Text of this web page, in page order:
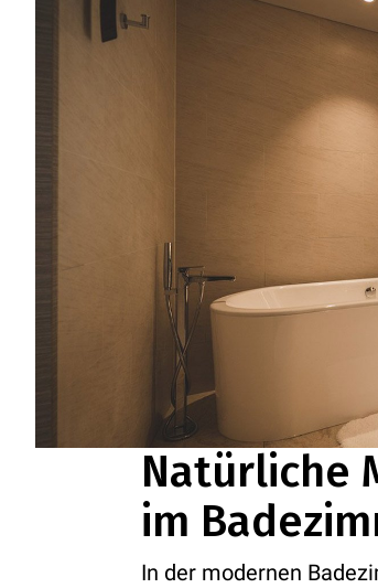
Natürliche
im
In der modernen